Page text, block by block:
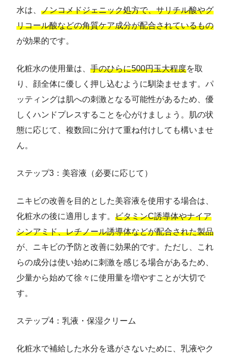
水は、 ノンコメドジェニック処方で、サリチル酸やグ
リコール酸などの角質ケア成分が配合されているもの
が効果的です。
化粧水の使用量は、 手のひらに500円玉大程度を取
り、顔全体に優しく押し込むように馴染ませます。パ
ッティングは肌への刺激となる可能性があるため、優
しくハンドプレスすることを心がけましょう。肌の状
態に応じて、複数回に分けて重ね付けしても構いませ
ん。
ステップ3：美容液（必要に応じて）
ニキビの改善を目的とした美容液を使用する場合は、
化粧水の後に適用します。 ビタミンC誘導体やナイア
シンアミド、レチノール誘導体などが配合された製品
が、ニキビの予防と改善に効果的です。ただし、これ
らの成分は使い始めに刺激を感じる場合があるため、
少量から始めて徐々に使用量を増やすことが大切で
す。
ステップ4：乳液・保湿クリーム
化粧水で補給した水分を逃がさないために、乳液やク